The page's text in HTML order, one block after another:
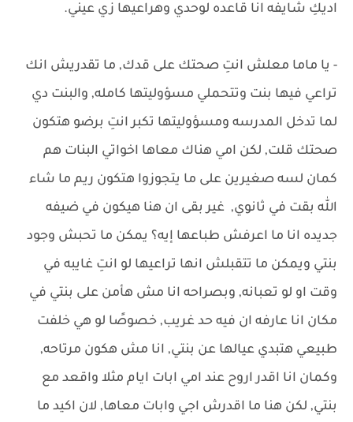
اديكِ شايفه انا قاعده لوحدي وهراعيها زي عيني.
- يا ماما معلش انتِ صحتك على قدك, ما تقدريش انك
تراعي فيها بنت وتتحملي مسؤوليتها كامله, والبنت دي
لما تدخل المدرسه ومسؤوليتها تكبر انتِ برضو هتكون
صحتك قلت, لكن امي هناك معاها اخواتي البنات هم
كمان لسه صغيرين على ما يتجوزوا هتكون ريم ما شاء
الله بقت في ثانوي, غير بقى ان هنا هيكون في ضيفه
جديده انا ما اعرفش طباعها إيه؟ يمكن ما تحبش وجود
بنتي ويمكن ما تتقبلش انها تراعيها لو انتِ غايبه في
وقت او لو تعبانه, وبصراحه انا مش هأمن على بنتي في
مكان انا عارفه ان فيه حد غريب, خصوصًا لو هي خلفت
طبيعي هتبدي عيالها عن بنتي, انا مش هكون مرتاحه,
وكمان انا اقدر اروح عند امي ابات ايام مثلا واقعد مع
بنتي, لكن هنا ما اقدرش اجي وابات معاها, لان اكيد ما